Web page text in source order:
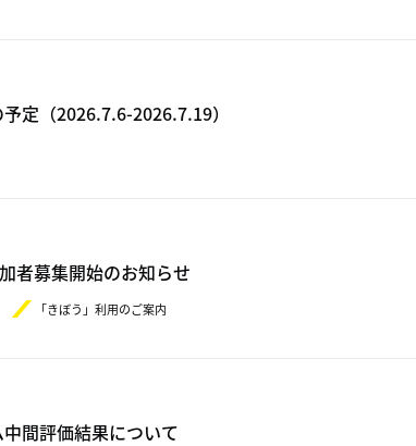
定（2​0​26.​7.6-​2​0​26.7.19）
者募集開始のお知らせ
「きぼう」利用のご案内
間評価結果について